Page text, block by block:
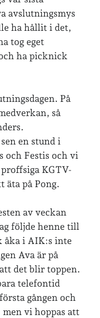
avslutningsmys
ha hållit i det,
tog eget
ha picknick
På
så
en stund i
och Festis och vi
KGTV-
äta på Pong.
av veckan
följde henne till
åka i AIK:s inte
Ava är på
det blir toppen.
telefontid
gången och
vi hoppas att